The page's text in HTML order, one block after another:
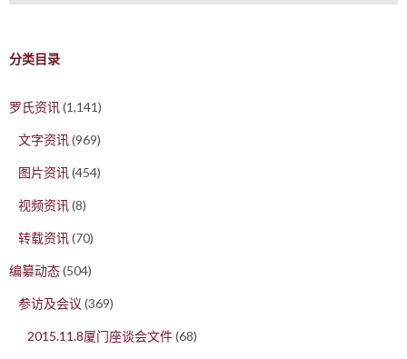
分类目录
罗氏资讯(1,141)
文字资讯(969)
图片资讯(454)
视频资讯(8)
转载资讯(70)
编纂动态(504)
参访及会议 (369)
2015.11.8厦门座谈会文件(68)